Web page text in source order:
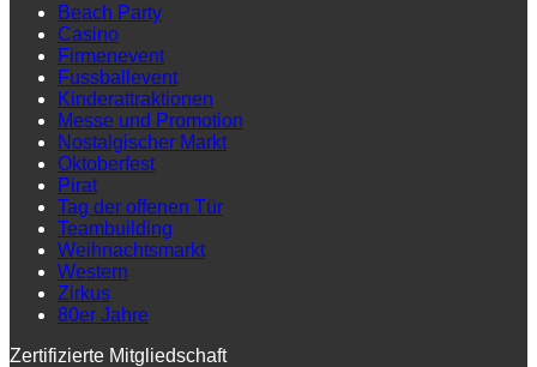
Beach Party
Casino
Firmenevent
Fussballevent
Kinderattraktionen
Messe und Promotion
Nostalgischer Markt
Oktoberfest
Pirat
Tag der offenen Tür
Teambuilding
Weihnachtsmarkt
Western
Zirkus
80er Jahre
Zertifizierte Mitgliedschaft